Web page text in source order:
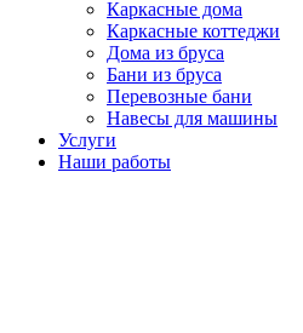
Каркасные дома
Каркасные коттеджи
Дома из бруса
Бани из бруса
Перевозные бани
Навесы для машины
Услуги
Наши работы